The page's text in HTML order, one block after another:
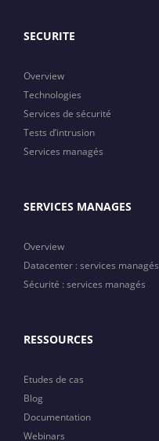
SECURITE
Overview
Technologies
Services de sécurité
Tests d’intrusion
Services managés
SERVICES MANAGES
Overview
Datacenter : services managés
Sécurité : services managés
RESSOURCES
Etudes de cas
Blog
Documentation
Webinars